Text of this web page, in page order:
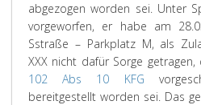
abgezogen worden sei. Unter
vorgeworfen, er habe am
Sstraße – Parkplatz M, als
XXX nicht dafür Sorge
102 Abs 10 KFG
bereitgestellt worden sei. Das